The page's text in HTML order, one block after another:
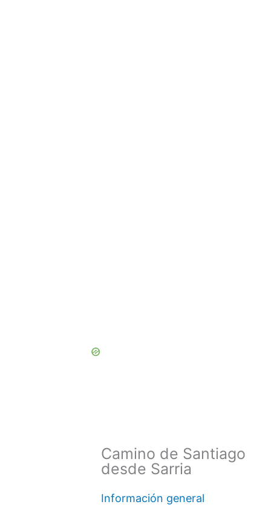
Camino de Santiago
desde Sarria
Información general